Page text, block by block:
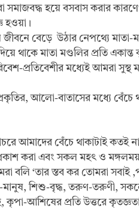
সমাজবদ্ধ হয়ে বসবাস করার
হওয়া।
জীবনে বেড়ে উঠার নেপথ্যে
থাকে মাতা মণ্ডলির প্রতি
প্রতিবেশীর মধ্যেই আমরা সুস্থ
প্রকৃতির, আলো-বাতাসের মধ্যে
আমাদের বেঁচে থাকাটাই
করা এবং সকল মহৎ ও
বলি ‘তার স্তব কর তোমরা সবাই
শিশু-বৃদ্ধ, তরুণ-তরুণী,
আশিষের প্রতি উত্তরে